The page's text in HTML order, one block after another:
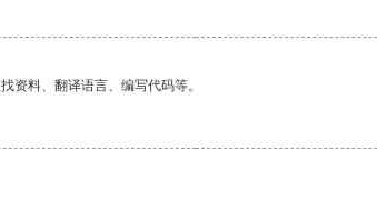
资料、翻译语言、编写代码等。